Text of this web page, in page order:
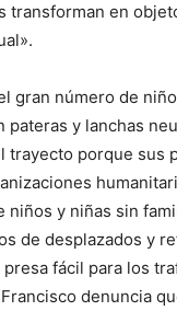
transforman en
gran número de
pateras y lanchas
trayecto porque sus
niños y niñas sin
de desplazados y
fácil para los
denuncia